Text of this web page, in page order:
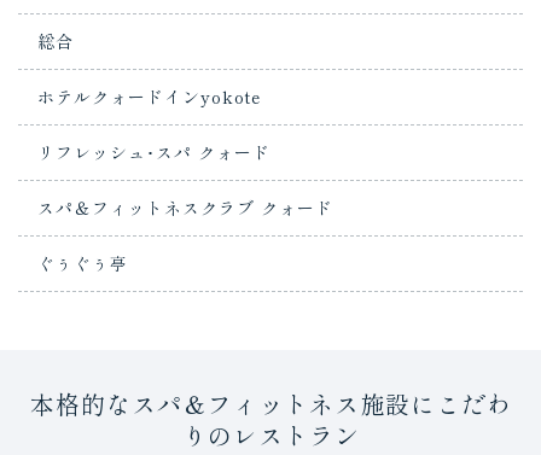
総合
ホテルクォードインyokote
リフレッシュ･スパ クォード
スパ＆フィットネスクラブ クォード
ぐぅぐぅ亭
本格的なスパ＆フィットネス施設にこだわ
りのレストラン